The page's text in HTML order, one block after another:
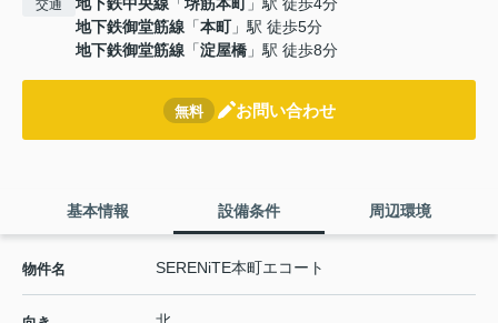
交通 地下鉄中央線 「堺筋本町」駅 徒歩4分
地下鉄御堂筋線 「本町」駅 徒歩5分
地下鉄御堂筋線 「淀屋橋 」駅 徒歩8分
無料 お問い合わせ
基本情報 設備条件 周辺環境
物件名 SERENiTE本町エコート